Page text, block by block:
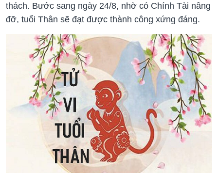
thách. Bước sang ngày 24/8, nhờ có Chính Tài nâng
đỡ, tuổi Thân sẽ đạt được thành công xứng đáng.